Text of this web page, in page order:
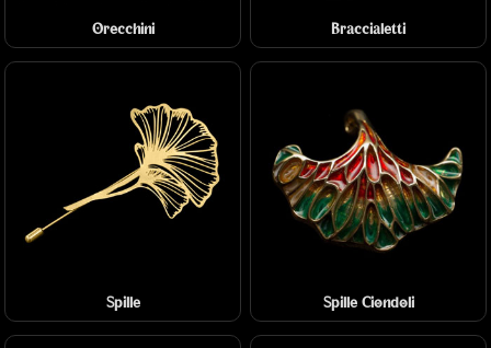
Orecchini Braccialetti
Spille Spille Ciondoli